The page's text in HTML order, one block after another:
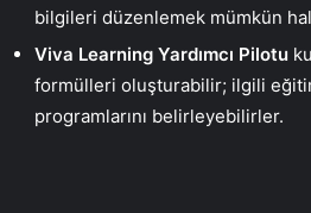
bilgileri düzenlemek mümkün
Viva Learning Yardımcı Pilotu
formülleri oluşturabilir; ilgili
programlarını belirleyebilirler.